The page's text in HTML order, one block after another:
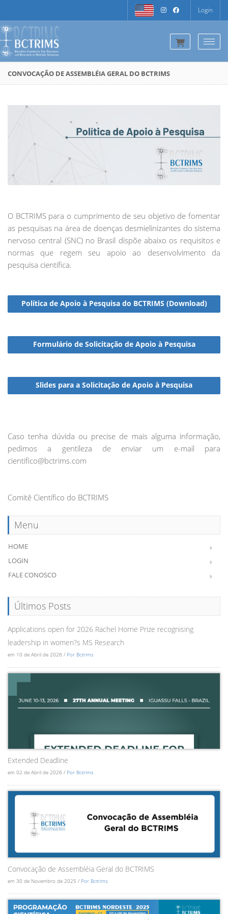
Login
CONVOCAÇÃO DE ASSEMBLÉIA GERAL DO BCTRIMS
O BCTRIMS para o cumprimento de seu objetivo de fomentar
as pesquisas na área de doenças desmielinizantes do sistema
nervoso central (SNC) no Brasil dispõe abaixo os requisitos e
normas que regem seu apoio ao desenvolvimento da
pesquisa científica.
Política de Apoio à Pesquisa do BCTRIMS (Download)
Formulário de Solicitação de Apoio à Pesquisa
Slides para a Solicitação de Apoio à Pesquisa
Caso tenha dúvida ou precise de mais alguma informação,
pedimos a gentileza de enviar um e-mail para
cientifico@bctrims.com
Comitê Científico do BCTRIMS
Menu
HOME
LOGIN
FALE CONOSCO
Últimos Posts
Applications open for 2026 Rachel Horne Prize recognising
leadership in women?s MS Research
em 10 de Abril de 2026 / Por Bctrims
Extended Deadline
em 02 de Abril de 2026 / Por Bctrims
Convocação de Assembléia Geral do BCTRIMS
em 30 de Novembro de 2025 / Por Bctrims